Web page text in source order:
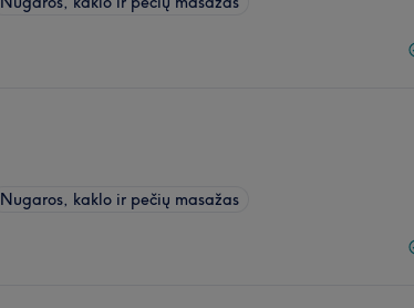
Nugaros, kaklo ir pečių masažas